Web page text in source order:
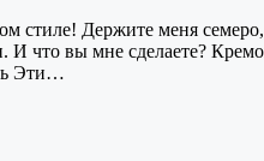
стиле! Держите меня семеро,
И что вы мне сделаете?
Эти…